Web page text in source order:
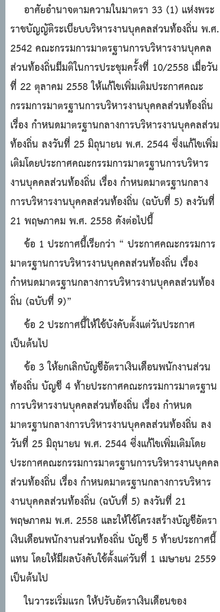
อาศัยอำนาจตามความในมาตรา 33 (1) แห่งพระ
ราชบัญญัติระเบียบบริหารงานบุคคลส่วนท้องถิ่น พ.ศ.
2542 คณะกรรมการมาตรฐานการบริหารงานบุคคล
ส่วนท้องถิ่นมีมติในการประชุมครั้งที่ 10/2558 เมื่อวัน
ที่ 22 ตุลาคม 2558 ให้แก้ไขเพิ่มเติมประกาศคณะ
กรรมการมาตรฐานการบริหารงานบุคคลส่วนท้องถิ่น
เรื่อง กำหนดมาตรฐานกลางการบริหารงานบุคคลส่วน
ท้องถิ่น ลงวันที่ 25 มิถุนายน พ.ศ. 2544 ซึ่งแก้ไขเพิ่ม
เติมโดยประกาศคณะกรรมการมาตรฐานการบริหาร
งานบุคคลส่วนท้องถิ่น เรื่อง กำหนดมาตรฐานกลาง
การบริหารงานบุคคลส่วนท้องถิ่น (ฉบับที่ 5) ลงวันที่
21 พฤษภาคม พ.ศ. 2558 ดังต่อไปนี้
ข้อ 1 ประกาศนี้เรียกว่า “ ประกาศคณะกรรมการ
มาตรฐานการบริหารงานบุคคลส่วนท้องถิ่น เรื่อง
กำหนดมาตรฐานกลางการบริหารงานบุคคลส่วนท้อง
ถิ่น (ฉบับที่ 9)”
ข้อ 2 ประกาศนี้ให้ใช้บังคับตั้งแต่วันประกาศ
เป็นต้นไป
ข้อ 3 ให้ยกเลิกบัญชีอัตราเงินเดือนพนักงานส่วน
ท้องถิ่น บัญชี 4 ท้ายประกาศคณะกรรมการมาตรฐาน
การบริหารงานบุคคลส่วนท้องถิ่น เรื่อง กำหนด
มาตรฐานกลางการบริหารงานบุคคลส่วนท้องถิ่น ลง
วันที่ 25 มิถุนายน พ.ศ. 2544 ซึ่งแก้ไขเพิ่มเติมโดย
ประกาศคณะกรรมการมาตรฐานการบริหารงานบุคคล
ส่วนท้องถิ่น เรื่อง กำหนดมาตรฐานกลางการบริหาร
งานบุคคลส่วนท้องถิ่น (ฉบับที่ 5) ลงวันที่ 21
พฤษภาคม พ.ศ. 2558 และให้ใช้โครงสร้างบัญชีอัตรา
เงินเดือนพนักงานส่วนท้องถิ่น บัญชี 5 ท้ายประกาศนี้
แทน โดยให้มีผลบังคับใช้ตั้งแต่วันที่ 1 เมษายน 2559
เป็นต้นไป
ในวาระเริ่มแรก ให้ปรับอัตราเงินเดือนของ